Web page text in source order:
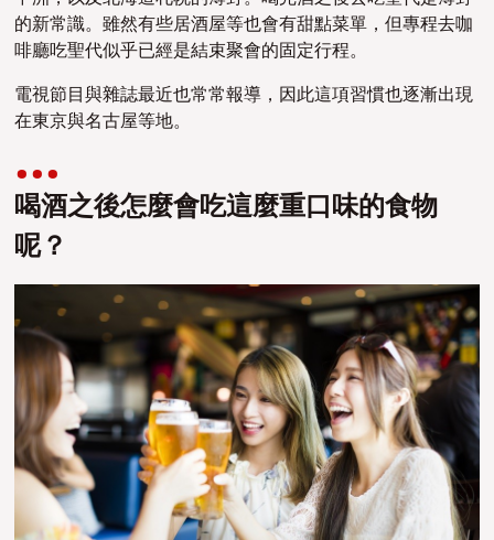
的新常識。雖然有些居酒屋等也會有甜點菜單，但專程去咖
啡廳吃聖代似乎已經是結束聚會的固定行程。
電視節目與雜誌最近也常常報導，因此這項習慣也逐漸出現
在東京與名古屋等地。
喝酒之後怎麼會吃這麼重口味的食物
呢？